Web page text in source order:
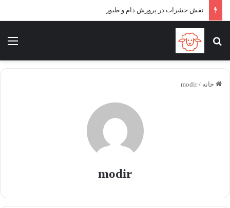
نقش حشرات در پرورش دام و طیور
جستجو برای
خانه /
modir
modir